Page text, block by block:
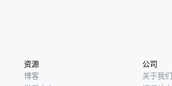
资源
博客
公司
关于我们